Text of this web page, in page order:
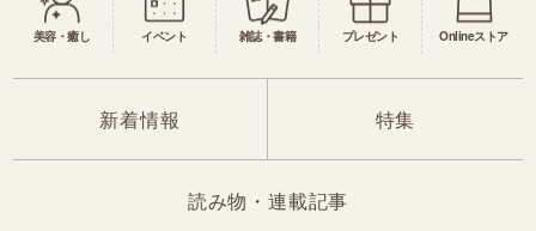
美容・癒し イベント 雑誌・書籍 プレゼント Onlineストア
新着情報 特集
読み物・連載記事